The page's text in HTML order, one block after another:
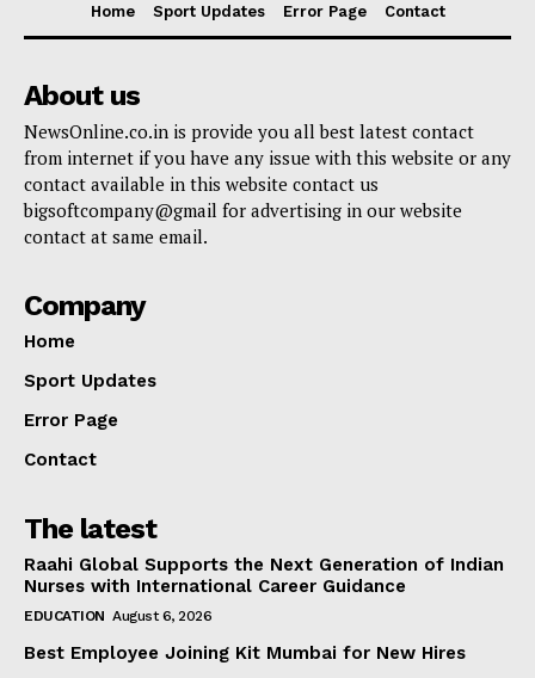
Home Sport Updates Error Page Contact
About us
NewsOnline.co.in is provide you all best latest contact
from internet if you have any issue with this website or any
contact available in this website contact us
bigsoftcompany@gmail for advertising in our website
contact at same email.
Company
Home
Sport Updates
Error Page
Contact
The latest
Raahi Global Supports the Next Generation of Indian
Nurses with International Career Guidance
EDUCATION August 6, 2026
Best Employee Joining Kit Mumbai for New Hires